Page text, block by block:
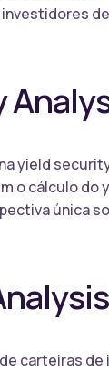
yield
o cálculo
única
carteiras